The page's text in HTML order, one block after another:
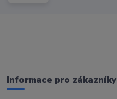
Informace pro zákazníky